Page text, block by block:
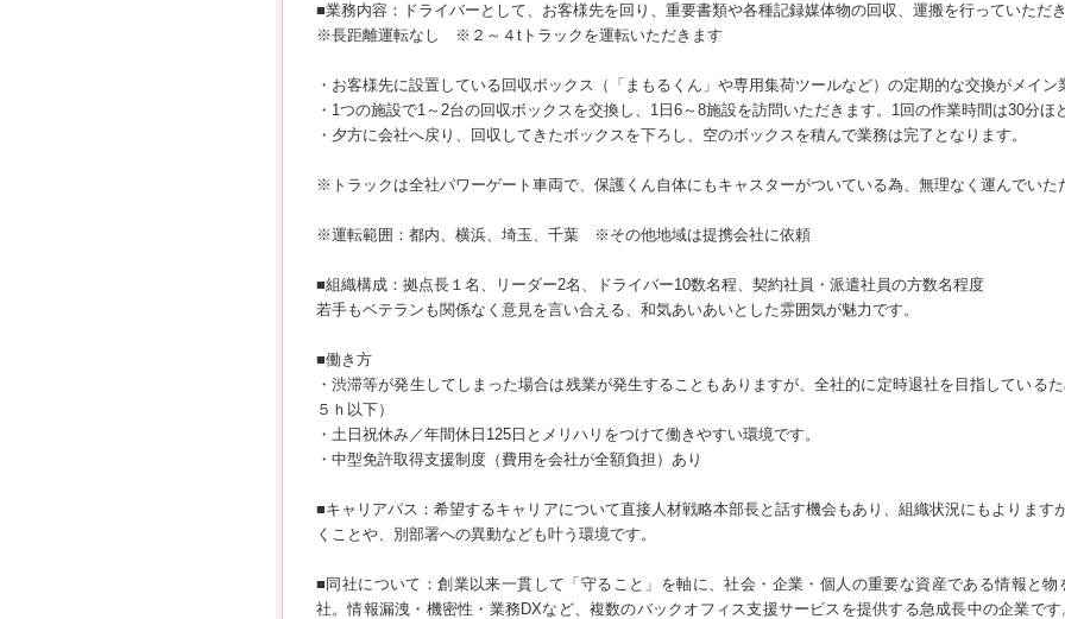
■業務内容：ドライバーとして、お客様先を回り、重要書類や各種記録媒体物の回収、運搬を行っていただ
※長距離運転なし ※２～４tトラックを運転いただきます
・お客様先に設置している回収ボックス（「まもるくん」や専用集荷ツールなど）の定期的な交換がメイン
・1つの施設で1～2台の回収ボックスを交換し、1日6～8施設を訪問いただきます。1回の作業時間は30分ほ
・夕方に会社へ戻り、回収してきたボックスを下ろし、空のボックスを積んで業務は完了となります。
※トラックは全社パワーゲート車両で、保護くん自体にもキャスターがついている為、無理なく運んでいた
※運転範囲：都内、横浜、埼玉、千葉 ※その他地域は提携会社に依頼
■組織構成：拠点長１名、リーダー2名、ドライバー10数名程、契約社員・派遣社員の方数名程度
若手もベテランも関係なく意見を言い合える、和気あいあいとした雰囲気が魅力です。
■働き方
・渋滞等が発生してしまった場合は残業が発生することもありますが、全社的に定時退社を目指している
５ｈ以下）
・土日祝休み／年間休日125日とメリハリをつけて働きやすい環境です。
・中型免許取得支援制度（費用を会社が全額負担）あり
■キャリアパス：希望するキャリアについて直接人材戦略本部長と話す機会もあり、組織状況にもよります
くことや、別部署への異動なども叶う環境です。
■同社について：創業以来一貫して「守ること」を軸に、社会・企業・個人の重要な資産である情報と
社。情報漏洩・機密性・業務DXなど、複数のバックオフィス支援サービスを提供する急成長中の企業で